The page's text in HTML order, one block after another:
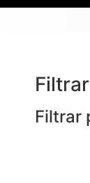
Filtrar
Filtrar